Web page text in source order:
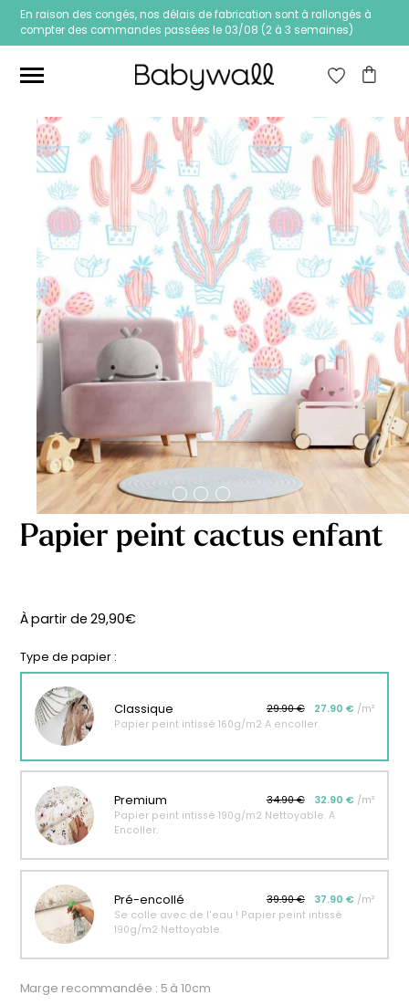
En raison des congés, nos délais de fabrication sont à rallongés à
compter des commandes passées le 03/08 (2 à 3 semaines)
Ces articles peuvent aussi vous intéresser
Papier peint Fleurs
À partir
de
29,90€
Papier peint jungle
beige
À partir
29,90€
Affiche bébé Mes
premières fois
personnalisable
À partir
34,90€
Affiche personnalisée
petits carreaux pour
À partir
€
Papier peint cactus enfant
À partir de29,90€
Type de papier :
Classique 29.90 € 27.90 € /m²
Papier peint intissé 160g/m2 A encoller.
Premium 34.90 € 32.90 € /m²
Papier peint intissé 190g/m2 Nettoyable. A
Encoller.
Pré-encollé 39.90 € 37.90 € /m²
Se colle avec de l'eau ! Papier peint intissé
190g/m2 Nettoyable.
Marge recommandée : 5 à 10cm